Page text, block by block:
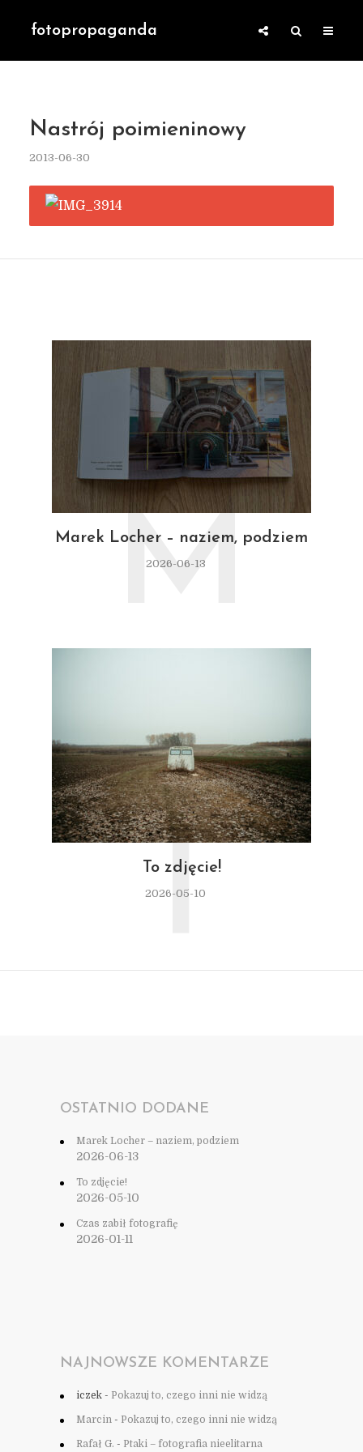
fotopropaganda
Nastrój poimieninowy
2013-06-30
Marek Locher – naziem, podziem
2026-06-13
M
To zdjęcie!
2026-05-10
T
OSTATNIO DODANE
Marek Locher – naziem, podziem
2026-06-13
To zdjęcie!
2026-05-10
Czas zabił fotografię
2026-01-11
NAJNOWSZE KOMENTARZE
iczek - Pokazuj to, czego inni nie widzą
Marcin - Pokazuj to, czego inni nie widzą
Rafał G. - Ptaki – fotografia nieelitarna